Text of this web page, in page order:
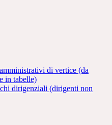
di vertice (da
in tabelle)
dirigenziali (dirigenti non